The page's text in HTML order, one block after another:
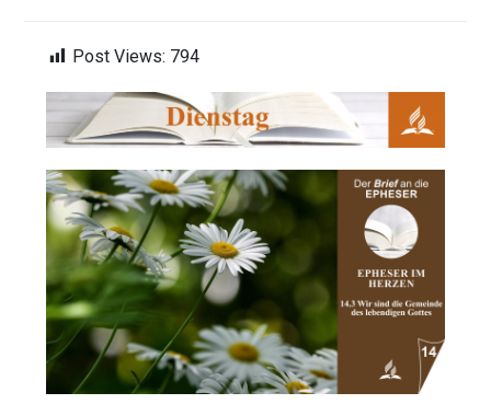
Post Views: 794